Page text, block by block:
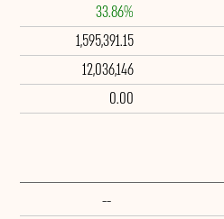
33.86%
1,595,391.15
12,036,146
0.00
--